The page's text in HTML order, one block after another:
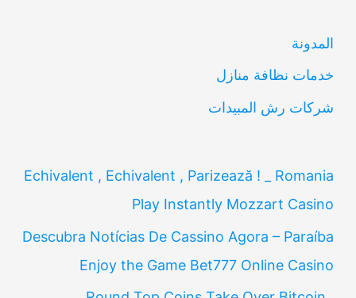
المدونة
خدمات نظافة منازل
شركات رش المبيدات
Echivalent , Echivalent , Parizează ! _ Romania
Play Instantly Mozzart Casino
Descubra Notícias De Cassino Agora – Paraíba
Enjoy the Game Bet777 Online Casino